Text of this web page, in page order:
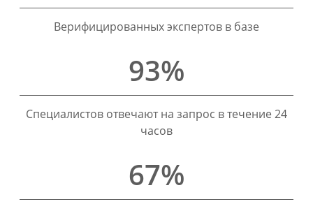
Верифицированных экспертов в базе
93%
Специалистов отвечают на запрос в течение 24
часов
67%